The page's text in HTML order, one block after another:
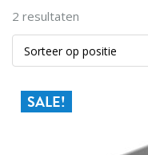
2 resultaten
SALE!